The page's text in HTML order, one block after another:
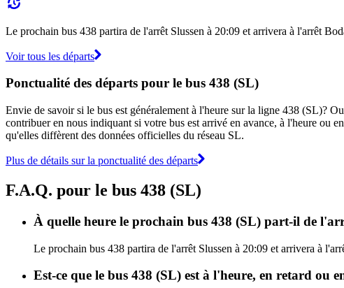
Le prochain bus 438 partira de l'arrêt Slussen à 20:09 et arrivera à l'arrêt
Voir tous les départs
Ponctualité des départs pour le bus 438 (SL)
Envie de savoir si le bus est généralement à l'heure sur la ligne 438 (SL)?
contribuer en nous indiquant si votre bus est arrivé en avance, à l'heure ou
qu'elles diffèrent des données officielles du réseau SL.
Plus de détails sur la ponctualité des départs
F.A.Q. pour le bus 438 (SL)
À quelle heure le prochain bus 438 (SL) part-il de
Le prochain bus 438 partira de l'arrêt Slussen à 20:09 et arrivera à
Est-ce que le bus 438 (SL) est à l'heure, en retard ou